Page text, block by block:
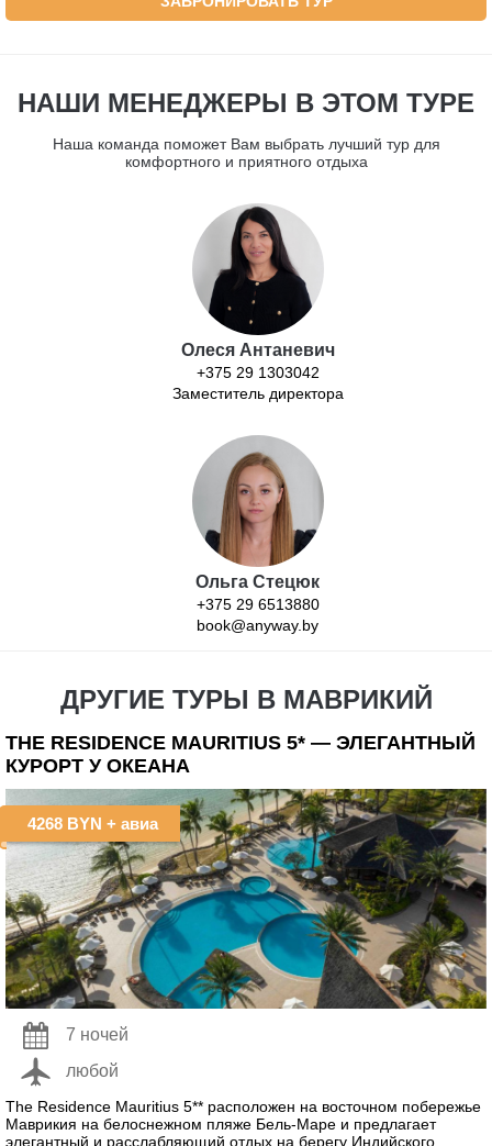
НАШИ МЕНЕДЖЕРЫ В ЭТОМ ТУРЕ
Наша команда поможет Вам выбрать лучший тур для
комфортного и приятного отдыха
Олеся Антаневич
+375 29 1303042
Заместитель директора
Ольга Стецюк
+375 29 6513880
book@anyway.by
ДРУГИЕ ТУРЫ В МАВРИКИЙ
THE RESIDENCE MAURITIUS 5* — ЭЛЕГАНТНЫЙ
КУРОРТ У ОКЕАНА
4268 BYN + авиа
7 ночей
любой
The Residence Mauritius 5** расположен на восточном побережье
Маврикия на белоснежном пляже Бель-Маре и предлагает
элегантный и расслабляющий отдых на берегу Индийского